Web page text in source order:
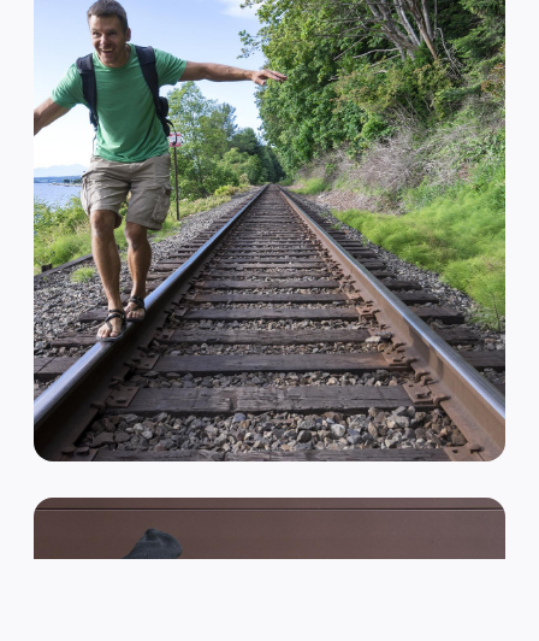
VAN HIPSTER